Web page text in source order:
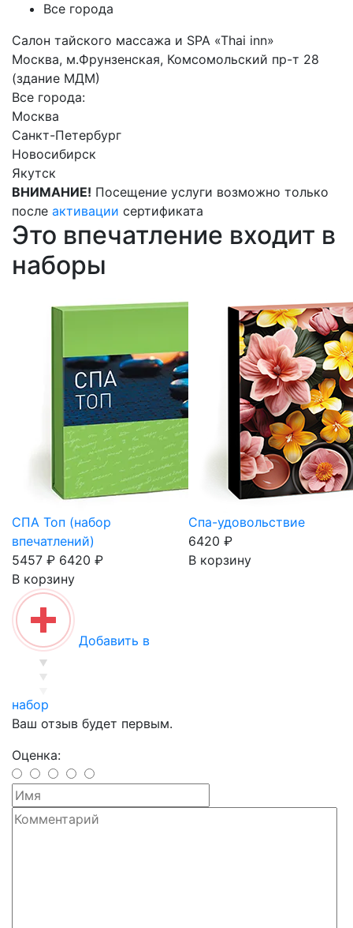
Все города
Салон тайского массажа и SPA «Thai inn»
Москва, м.Фрунзенская, Комсомольский пр-т 28
(здание МДМ)
Все города:
Москва
Санкт-Петербург
Новосибирск
Якутск
ВНИМАНИЕ! Посещение услуги возможно только
после активации сертификата
Это впечатление входит в
наборы
СПА Топ (набор
впечатлений)
5457 ₽ 6420 ₽
В корзину
Спа-удовольствие
6420 ₽
В корзину
Добавить в
набор
Ваш отзыв будет первым.
Оценка: